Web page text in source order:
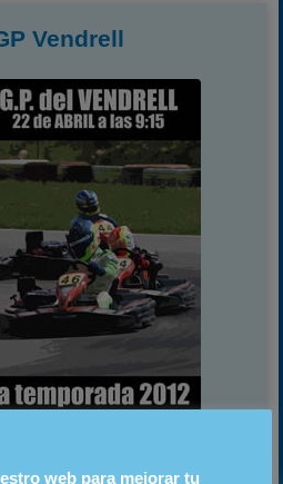
Vendrell
puntuable para el campeonato
temporada con un campeonato
web para mejorar tu